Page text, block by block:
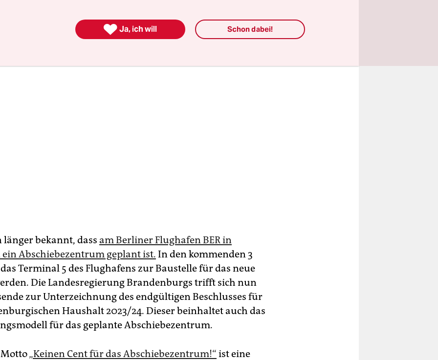
auch dort werden Menschen durch Krieg und Gewalt
ihre Heimat zu verlassen.
länger bekannt, dass am Berliner Flughafen BER in
ein Abschiebezentrum geplant ist. In den kommenden 3
Terminal 5 des Flughafens zur Baustelle für das neue
Die Landesregierung Brandenburgs trifft sich nun
zur Unterzeichnung des endgültigen Beschlusses für
Haushalt 2023/24. Dieser beinhaltet auch das
für das geplante Abschiebezentrum.
„Keinen Cent für das Abschiebezentrum!“ ist eine
 Ja, ich will Schon dabei!